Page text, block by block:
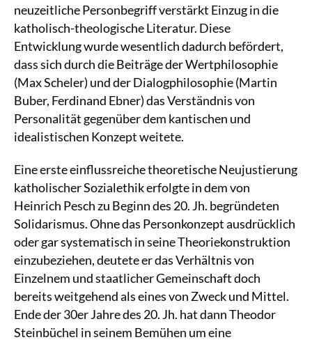
neuzeitliche Personbegriff verstärkt Einzug in die
katholisch-theologische Literatur. Diese
Entwicklung wurde wesentlich dadurch befördert,
dass sich durch die Beiträge der Wertphilosophie
(Max Scheler) und der Dialogphilosophie (Martin
Buber, Ferdinand Ebner) das Verständnis von
Personalität gegenüber dem kantischen und
idealistischen Konzept weitete.
Eine erste einflussreiche theoretische Neujustierung
katholischer Sozialethik erfolgte in dem von
Heinrich Pesch zu Beginn des 20. Jh. begründeten
Solidarismus. Ohne das Personkonzept ausdrücklich
oder gar systematisch in seine Theoriekonstruktion
einzubeziehen, deutete er das Verhältnis von
Einzelnem und staatlicher Gemeinschaft doch
bereits weitgehend als eines von Zweck und Mittel.
Ende der 30er Jahre des 20. Jh. hat dann Theodor
Steinbüchel in seinem Bemühen um eine